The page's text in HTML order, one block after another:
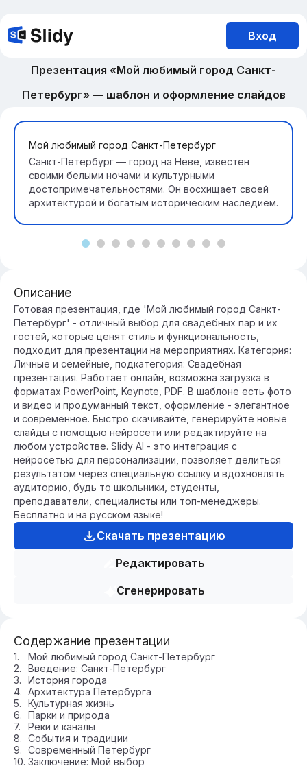
Вход
Презентация «Мой любимый город Санкт-
Петербург» — шаблон и оформление слайдов
Мой любимый город Санкт-Петербург
Санкт-Петербург — город на Неве, известен
своими белыми ночами и культурными
достопримечательностями. Он восхищает своей
архитектурой и богатым историческим наследием.
Описание
Готовая презентация, где 'Мой любимый город Санкт-
Петербург' - отличный выбор для свадебных пар и их
гостей, которые ценят стиль и функциональность,
подходит для презентации на мероприятиях. Категория:
Личные и семейные, подкатегория: Свадебная
презентация. Работает онлайн, возможна загрузка в
форматах PowerPoint, Keynote, PDF. В шаблоне есть фото
и видео и продуманный текст, оформление - элегантное
и современное. Быстро скачивайте, генерируйте новые
слайды с помощью нейросети или редактируйте на
любом устройстве. Slidy AI - это интеграция с
нейросетью для персонализации, позволяет делиться
результатом через специальную ссылку и вдохновлять
аудиторию, будь то школьники, студенты,
преподаватели, специалисты или топ-менеджеры.
Бесплатно и на русском языке!
Скачать презентацию
Редактировать
Сгенерировать
Содержание презентации
Мой любимый город Санкт-Петербург
Введение: Санкт-Петербург
История города
Архитектура Петербурга
Культурная жизнь
Парки и природа
Реки и каналы
События и традиции
Современный Петербург
Заключение: Мой выбор